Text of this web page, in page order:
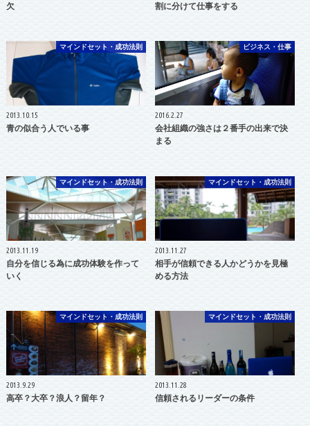
欠
割に分けて仕事をする
マインドセット・成功法則
2013.10.15
青の似合う人でいる事
ビジネス・仕事
2016.2.27
会社組織の強さは２番手の出来で決
まる
マインドセット・成功法則
2013.11.19
自分を信じる為に成功体験を作って
いく
マインドセット・成功法則
2013.11.27
相手が信頼できる人かどうかを見極
める方法
マインドセット・成功法則
2013.9.29
高卒？大卒？浪人？留年？
マインドセット・成功法則
2013.11.28
信頼されるリーダーの条件